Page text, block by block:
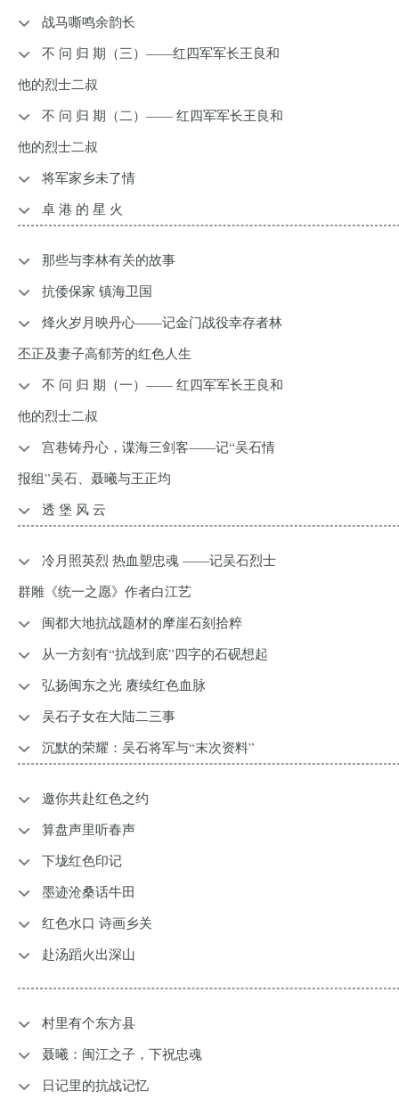
战马嘶鸣余韵长
不 问 归 期（三）——红四军军长王良和
他的烈士二叔
不 问 归 期（二）—— 红四军军长王良和
他的烈士二叔
将军家乡未了情
卓 港 的 星 火
那些与李林有关的故事
抗倭保家 镇海卫国
烽火岁月映丹心——记金门战役幸存者林
丕正及妻子高郁芳的红色人生
不 问 归 期（一）—— 红四军军长王良和
他的烈士二叔
宫巷铸丹心，谍海三剑客——记“吴石情
报组”吴石、聂曦与王正均
透 堡 风 云
冷月照英烈 热血塑忠魂 ——记吴石烈士
群雕《统一之愿》作者白江艺
闽都大地抗战题材的摩崖石刻拾粹
从一方刻有“抗战到底”四字的石砚想起
弘扬闽东之光 赓续红色血脉
吴石子女在大陆二三事
沉默的荣耀：吴石将军与“末次资料”
邀你共赴红色之约
算盘声里听春声
下垅红色印记
墨迹沧桑话牛田
红色水口 诗画乡关
赴汤蹈火出深山
村里有个东方县
聂曦：闽江之子，下祝忠魂
日记里的抗战记忆